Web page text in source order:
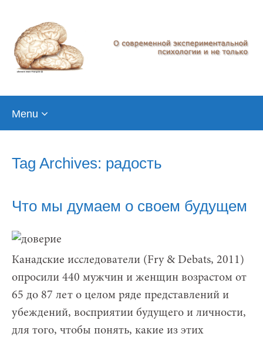
Menu
Tag Archives: радость
Что мы думаем о своем будущем
Канадские исследователи (Fry & Debats, 2011)
опросили 440 мужчин и женщин возрастом от
65 до 87 лет о целом ряде представлений и
убеждений, восприятии будущего и личности,
для того, чтобы понять, какие из этих